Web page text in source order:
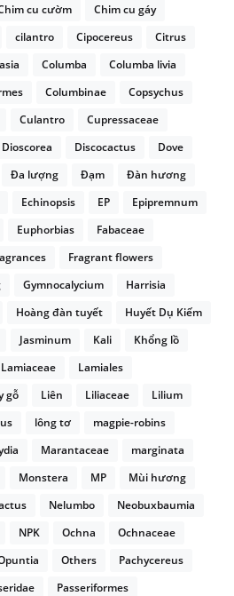
cu cườm
Chim cu gáy
cilantro Cipocereus
Citrus
Columba
Columba livia
Columbinae
Copsychus
Culantro
Cupressaceae
Dioscorea Discocactus
Dove
Đa lượng Đạm
Đàn hương
Echinopsis EP
Epipremnum
Euphorbias
Fabaceae
Fragrant flowers
Gymnocalycium
Harrisia
Hoàng đàn tuyết
Huyết Dụ Kiếm
Jasminum Kali
Khổng lồ
Lamiaceae
Lamiales
gỗ Liên Liliaceae
Lilium
lông tơ
magpie-robins
Marantaceae
marginata
Monstera MP
Mùi hương
Nelumbo
Neobuxbaumia
NPK Ochna
Ochnaceae
Others
Pachycereus
Passeriformes